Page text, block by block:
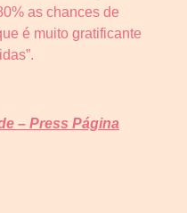
as chances de
é muito gratificante
– Press Página